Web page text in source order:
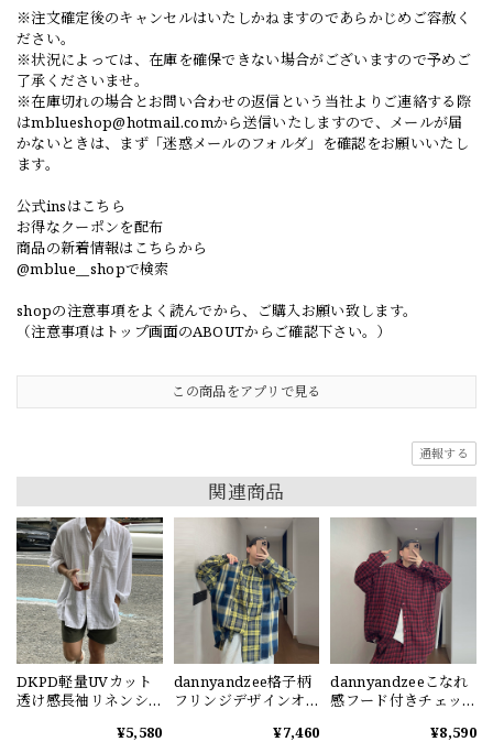
※注文確定後のキャンセルはいたしかねますのであらかじめご容赦く
ださい。
※状況によっては、在庫を確保できない場合がございますので予めご
了承くださいませ。
※在庫切れの場合とお問い合わせの返信という当社よりご連絡する際
はmblueshop@hotmail.comから送信いたしますので、メールが届
かないときは、まず「迷惑メールのフォルダ」を確認をお願いいたし
ます。
公式insはこちら
お得なクーポンを配布
商品の新着情報はこちらから
@mblue__shopで検索
shopの注意事項をよく読んでから、ご購入お願い致します。
（注意事項はトップ画面のABOUTからご確認下さい。）
この商品をアプリで見る
通報する
関連商品
DKPD軽量UVカット
透け感長袖リネンシ
¥5,580
dannyandzee格子柄
フリンジデザインオ
¥7,460
dannyandzeeこなれ
感フード付きチェッ
¥8,590